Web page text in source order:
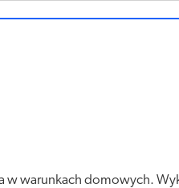
w warunkach domowych.